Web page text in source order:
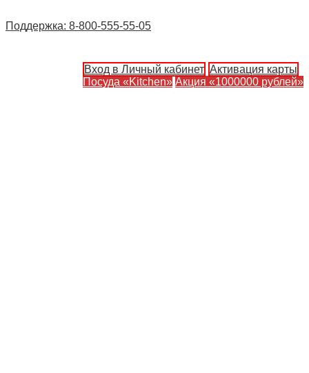
Поддержка: 8-800-555-55-05
Вход в Личный кабинет Активация карты
Посуда «Kitchen» Акция «1000000 рублей»